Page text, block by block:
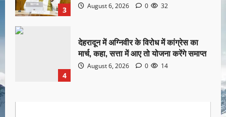
3 August 6, 2026 0 32
4
देहरादून में अग्निवीर के विरोध में कांग्रेस का
मार्च, कहा, सत्ता में आए तो योजना करेंगे समाप्त
August 6, 2026 0 14